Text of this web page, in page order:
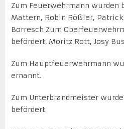
Zum Feuerwehrmann wurden
Mattern, Robin Rößler,
Borresch Zum
befördert: Moritz Rott, Josy
Zum Hauptfeuerwehrmann
ernannt.
Zum Unterbrandmeister
befördert